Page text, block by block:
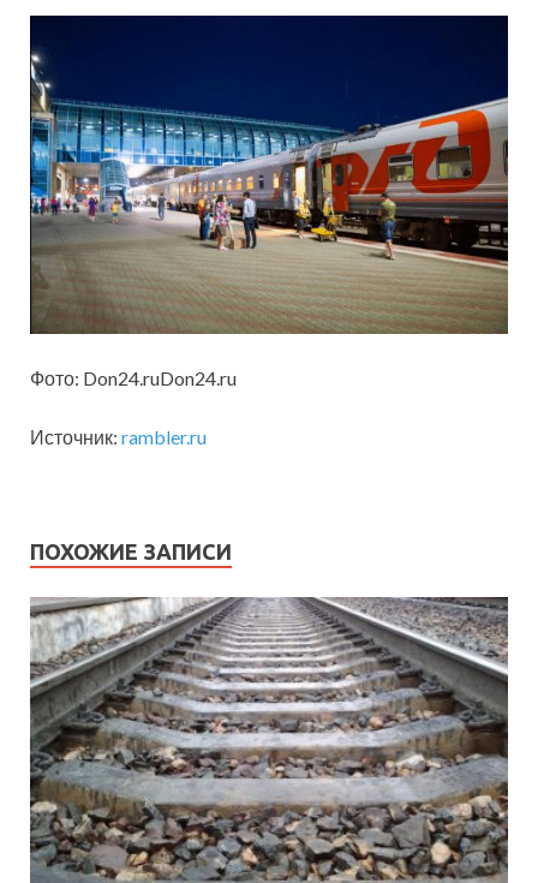
Фото: Don24.ruDon24.ru
Источник: rambler.ru
ПОХОЖИЕ ЗАПИСИ